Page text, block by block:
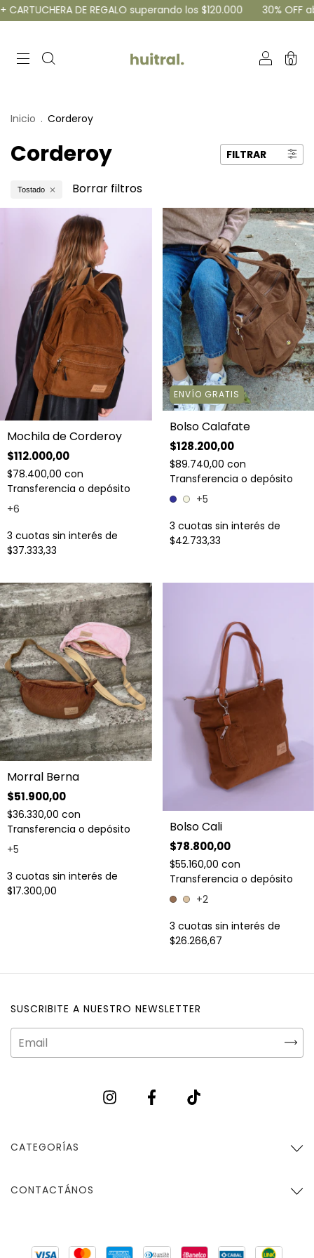
DE REGALO superando los $120.000 30% OFF
0
Inicio . Corderoy
Corderoy FILTRAR
Tostado Borrar filtros
Mochila de Corderoy
$112.000,00
$78.400,00 con
Transferencia o depósito
+6
3 cuotas sin interés de
$37.333,33
ENVÍO GRATIS
Bolso Calafate
$128.200,00
$89.740,00 con
Transferencia o depósito
+5
3 cuotas sin interés de
$42.733,33
Morral Berna
$51.900,00
$36.330,00 con
Transferencia o depósito
+5
3 cuotas sin interés de
$17.300,00
Bolso Cali
$78.800,00
$55.160,00 con
Transferencia o depósito
+2
3 cuotas sin interés de
$26.266,67
SUSCRIBITE A NUESTRO NEWSLETTER
CATEGORÍAS
CONTACTÁNOS